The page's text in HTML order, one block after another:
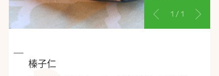
1 /1
榛子仁